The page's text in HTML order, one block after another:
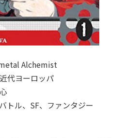
Alchemist
代ヨーロッパ
トル、SF、ファンタジー